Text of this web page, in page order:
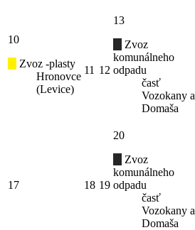
10
Zvoz -plasty
Hronovce
(Levice)
11 12
13
Zvoz
komunálneho
odpadu
časť
Vozokany a
Domaša
17 18 19
20
Zvoz
komunálneho
odpadu
časť
Vozokany a
Domaša